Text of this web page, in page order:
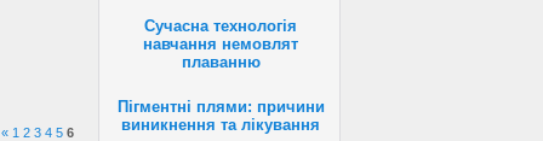
Сучасна технологія
навчання немовлят
плаванню
Пігментні плями: причини
виникнення та лікування
« 1 2 3 4 5 6